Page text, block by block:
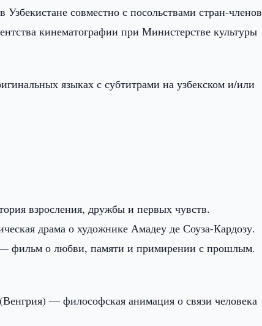
совместно с посольствами стран-членов
кинематографии при Министерстве культуры
языках с субтитрами на узбекском и/или
взросления, дружбы и первых чувств.
драма о художнике Амадеу де Соуза-Кардозу.
фильм о любви, памяти и примирении с прошлым.
— философская анимация о связи человека